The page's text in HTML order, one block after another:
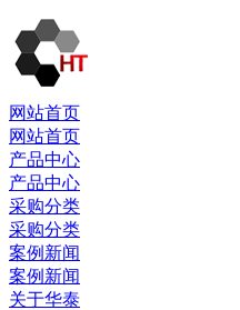
网站首页
网站首页
产品中心
产品中心
采购分类
采购分类
案例新闻
案例新闻
关于华泰